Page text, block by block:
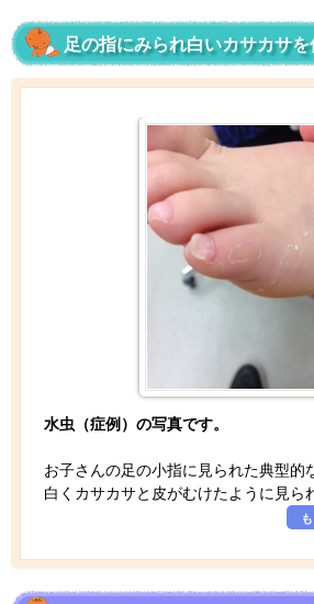
足の指にみられ白いカサカサ
水虫（症例）の写真です。
お子さんの足の小指に見られた典型的
白くカサカサと皮がむけたように見ら